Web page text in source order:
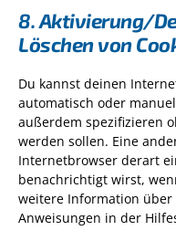
8. Aktivierung/
Löschen von
Du kannst deinen
automatisch oder
außerdem spezifizieren
werden sollen. Eine
Internetbrowser derart
benachrichtigt wirst,
weitere Information
Anweisungen in der